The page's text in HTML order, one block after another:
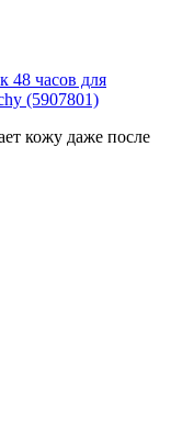
48 часов для
(5907801)
кожу даже после